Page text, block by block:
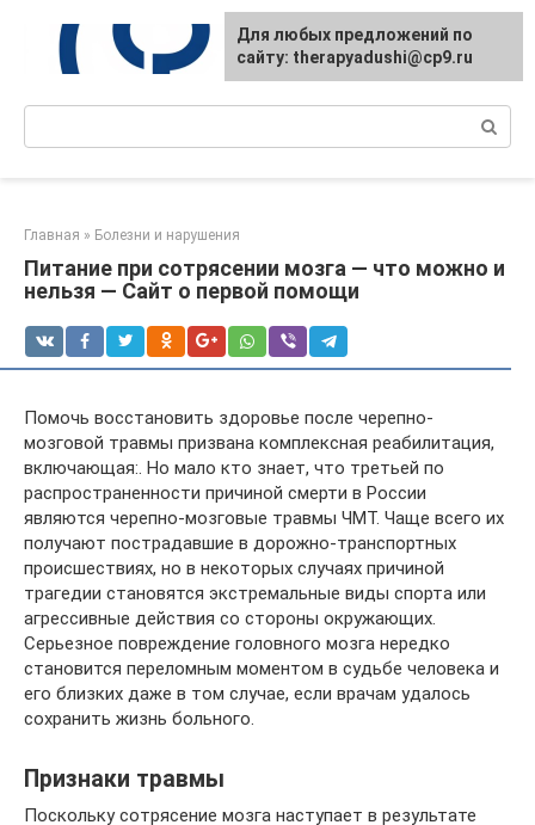
контенту
Главная » Болезни и нарушения
Питание при сотрясении мозга — что можно и
нельзя — Сайт о первой помощи
Помочь восстановить здоровье после черепно-
мозговой травмы призвана комплексная реабилитация,
включающая:. Но мало кто знает, что третьей по
распространенности причиной смерти в России
являются черепно-мозговые травмы ЧМТ. Чаще всего их
получают пострадавшие в дорожно-транспортных
происшествиях, но в некоторых случаях причиной
трагедии становятся экстремальные виды спорта или
агрессивные действия со стороны окружающих.
Серьезное повреждение головного мозга нередко
становится переломным моментом в судьбе человека и
его близких даже в том случае, если врачам удалось
сохранить жизнь больного.
Признаки травмы
Поскольку сотрясение мозга наступает в результате
Для любых предложений по
сайту: therapyadushi@cp9.ru